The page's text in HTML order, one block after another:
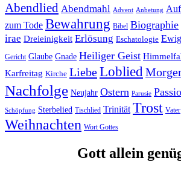
Abendlied Abendmahl Advent Anbetung
zum Tode Bewahrung Bibel Biographie
irae Dreieinigkeit Erlösung Eschatologie
Gericht Glaube Gnade Heiliger Geist
Karfreitag Kirche LiebeLoblied
Nachfolge Neujahr Ostern Parusie
Schöpfung Sterbelied Tischlied Trinität Trost Vater
Weihnachten Wort Gottes
Gott allein